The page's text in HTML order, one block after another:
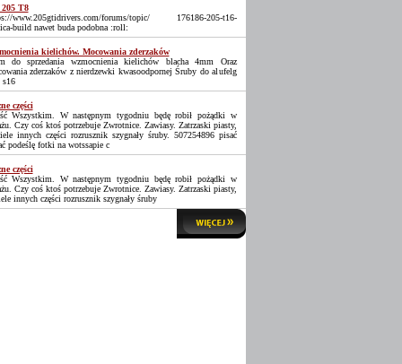
205 T8
www.205gtidrivers.com/forums/topic/ 176186-205-t16-
build nawet buda podobna :roll:
kielichów. Mocowania zderzaków
do sprzedania wzmocnienia kielichów blacha 4mm Oraz
zderzaków z nierdzewki kwasoodpornej Śruby do alufelg
s16
części
Wszystkim. W następnym tygodniu będę robił pożądki w
Czy coś ktoś potrzebuje Zwrotnice. Zawiasy. Zatrzaski piasty,
innych części rozrusznik szygnały śruby. 507254896 pisać
podeślę fotki na wotssapie c
części
Wszystkim. W następnym tygodniu będę robił pożądki w
Czy coś ktoś potrzebuje Zwrotnice. Zawiasy. Zatrzaski piasty,
innych części rozrusznik szygnały śruby